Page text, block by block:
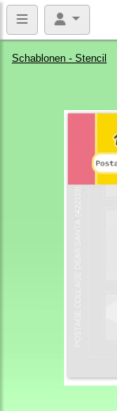
Schablonen - Stencil